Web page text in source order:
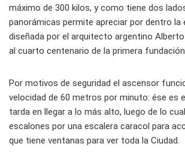
máximo de 300 kilos, y como tiene dos
panorámicas permite apreciar por dentro la
diseñada por el arquitecto argentino
al cuarto centenario de la primera
Por motivos de seguridad el ascensor
velocidad de 60 metros por minuto: ése es
tarda en llegar a lo más alto, luego de lo
escalones por una escalera caracol para
que tiene ventanas para ver toda la Ciudad.